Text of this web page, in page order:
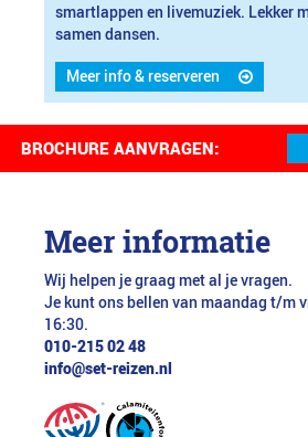
smartlappen en livemuziek. Lekker
samen dansen.
Meer info & reserveren
BROCHURE AANVRAGEN:
Meer informatie
Wij helpen je graag met al je vragen.
Je kunt ons bellen van maandag t/m
16:30.
010-215 02 48
info@set-reizen.nl